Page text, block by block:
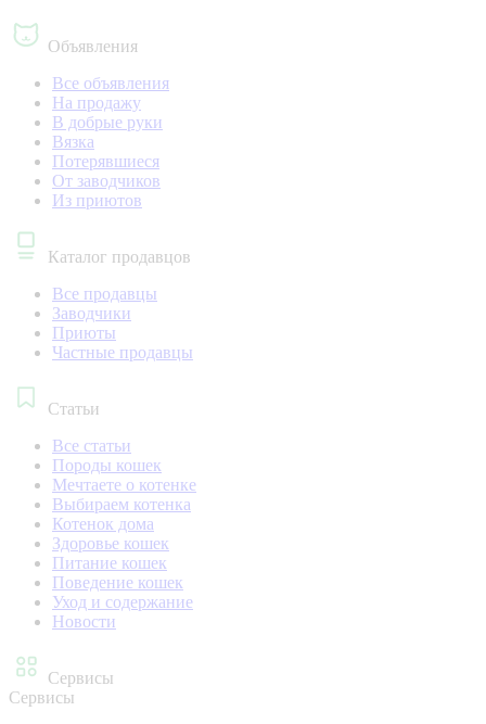
Объявления
Все объявления
На продажу
В добрые руки
Вязка
Потерявшиеся
От заводчиков
Из приютов
Каталог продавцов
Все продавцы
Заводчики
Приюты
Частные продавцы
Статьи
Все статьи
Породы кошек
Мечтаете о котенке
Выбираем котенка
Котенок дома
Здоровье кошек
Питание кошек
Поведение кошек
Уход и содержание
Новости
Сервисы
Сервисы